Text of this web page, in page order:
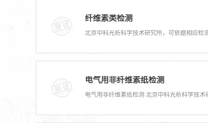
纤维素类检测
电气用非纤维素纸检测